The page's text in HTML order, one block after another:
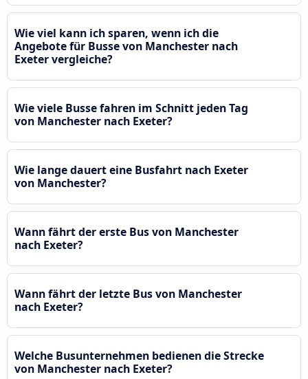
Wie viel kann ich sparen, wenn ich die
Angebote für Busse von Manchester nach
Exeter vergleiche?
Wie viele Busse fahren im Schnitt jeden Tag
von Manchester nach Exeter?
Wie lange dauert eine Busfahrt nach Exeter
von Manchester?
Wann fährt der erste Bus von Manchester
nach Exeter?
Wann fährt der letzte Bus von Manchester
nach Exeter?
Welche Busunternehmen bedienen die Strecke
von Manchester nach Exeter?